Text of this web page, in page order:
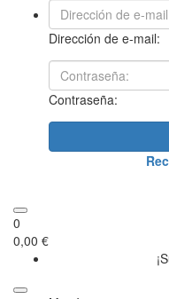
Dirección de e-mail:
Contraseña:
0
0,00 €